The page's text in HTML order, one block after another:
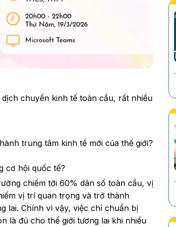
chuyển kinh tế toàn cầu, rất nhiều
trung tâm kinh tế mới của thế giới?
cơ hội quốc tế?
chiếm tới 60% dân số toàn cầu, vị
vị trí quan trọng và trở thành
lai. Chính vì vậy, việc chỉ chuẩn bị
là đủ cho thế giới tương lai khi nhiều